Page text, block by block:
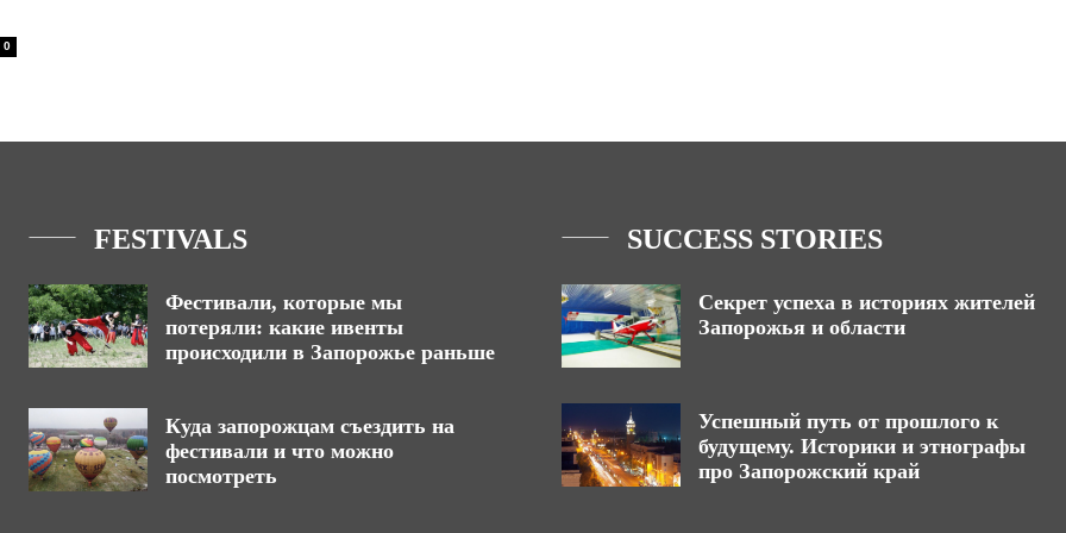
0
FESTIVALS
Фестивали, которые мы
потеряли: какие ивенты
происходили в Запорожье раньше
Куда запорожцам съездить на
фестивали и что можно
посмотреть
SUCCESS STORIES
Секрет успеха в историях жителей
Запорожья и области
Успешный путь от прошлого к
будущему. Историки и этнографы
про Запорожский край